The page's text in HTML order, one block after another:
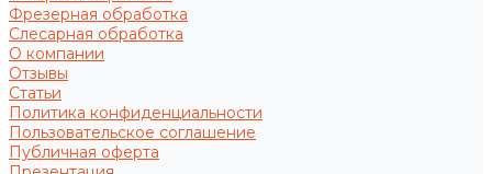
Фрезерная обработка
Слесарная обработка
О компании
Отзывы
Статьи
Политика конфиденциальности
Пользовательское соглашение
Публичная оферта